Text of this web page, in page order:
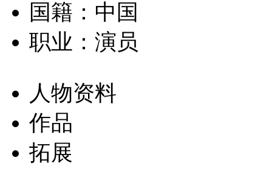
国籍：中国
职业：演员
人物资料
作品
拓展